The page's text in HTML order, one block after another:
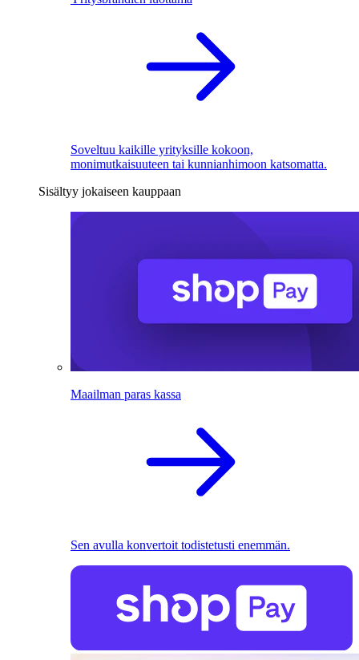
Soveltuu kaikille yrityksille kokoon,
monimutkaisuuteen tai kunnianhimoon katsomatta.
Sisältyy jokaiseen kauppaan
Maailman paras kassa
Sen avulla konvertoit todistetusti enemmän.